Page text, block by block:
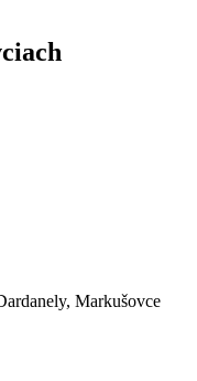
Markušovce